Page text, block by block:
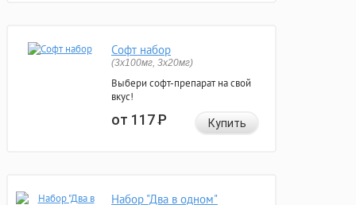
Софт набор
(3x100мг, 3x20мг)
Выбери софт-препарат на свой
вкус!
от 117Р Купить
Набор "Два в одном"